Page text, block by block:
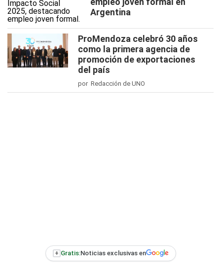
Argentina
ProMendoza celebró 30 años
como la primera agencia de
promoción de exportaciones
del país
por Redacción de UNO
+ Gratis:Noticias exclusivas en